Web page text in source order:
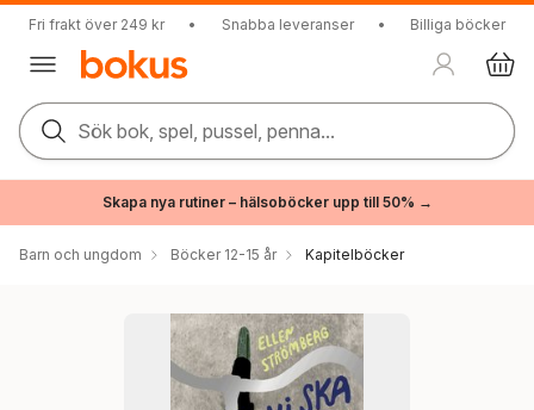
Fri frakt över 249 kr • Snabba leveranser • Billiga böcker
Sök bok, spel, pussel, penna...
Skapa nya rutiner – hälsoböcker upp till 50% →
Barn och ungdom Böcker 12-15 år Kapitelböcker